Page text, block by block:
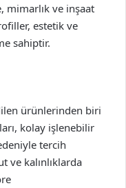
mimarlık ve inşaat
estetik ve
sahiptir.
ürünlerinden biri
kolay işlenebilir
tercih
ve kalınlıklarda